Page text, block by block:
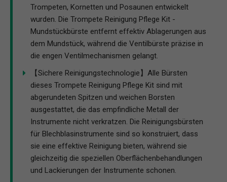
Trompeten, Kornetten und Posaunen entwickelt
wurden. Die Trompete Reinigung Pflege Kit -
Mundstückbürste entfernt effektiv Ablagerungen aus
dem Mundstück, während die Ventilbürste präzise in
die engen Ventilmechanismen gelangt.
【Sichere Reinigungstechnologie】Alle Bürsten
dieses Trompete Reinigung Pflege Kit sind mit
abgerundeten Spitzen und weichen Borsten
ausgestattet, die das empfindliche Metall der
Instrumente nicht verkratzen. Die Reinigungsbürsten
für Blechblasinstrumente sind so konstruiert, dass
sie eine effektive Reinigung bieten, während sie
gleichzeitig die speziellen Oberflächenbehandlungen
und Lackierungen der Instrumente schonen.